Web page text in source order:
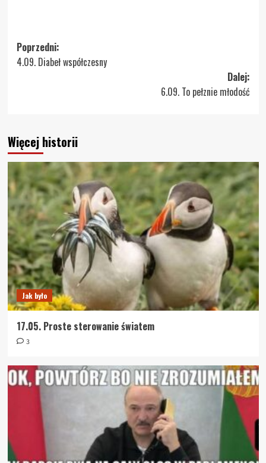
Zobacz
wpisy
Poprzedni:
4.09. Diabeł współczesny
Dalej:
6.09. To pełznie młodość
Więcej historii
Jak było
17.05. Proste sterowanie światem
3